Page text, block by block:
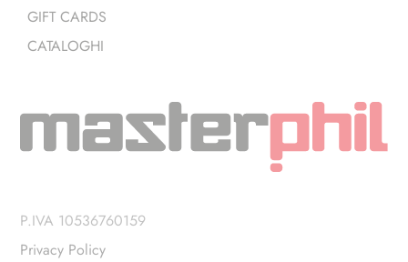
GIFT CARDS
CATALOGHI
P.IVA 10536760159
Privacy Policy